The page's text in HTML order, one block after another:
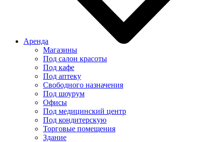
Аренда
Магазины
Под салон красоты
Под кафе
Под аптеку
Свободного назначения
Под шоурум
Офисы
Под медицинский центр
Под кондитерскую
Торговые помещения
Здание